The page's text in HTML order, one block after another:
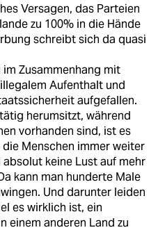
Versagen, das Parteien
zu 100% in die Hände
schreibt sich da quasi
im Zusammenhang mit
Aufenthalt und
aufgefallen.
herumsitzt, während
vorhanden sind, ist es
die Menschen immer weiter
keine Lust auf mehr
kann man hunderte Male
Und darunter leiden
es wirklich ist, ein
einem anderen Land zu